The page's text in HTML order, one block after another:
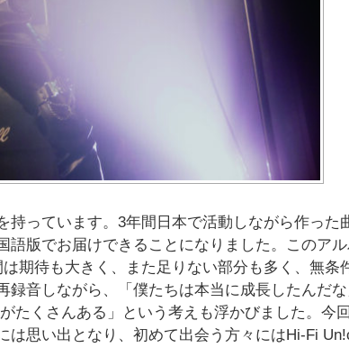
っています。3年間日本で活動しながら作った
版でお届けできることになりました。このア
期待も大きく、また足りない部分も多く、無条
音しながら、「僕たちは本当に成長したんだな
たくさんある」という考えも浮かびました。今
思い出となり、初めて出会う方々にはHi-Fi